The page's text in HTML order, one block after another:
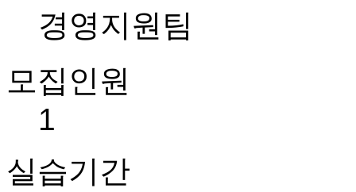
경영지원팀
모집인원
1
실습기간